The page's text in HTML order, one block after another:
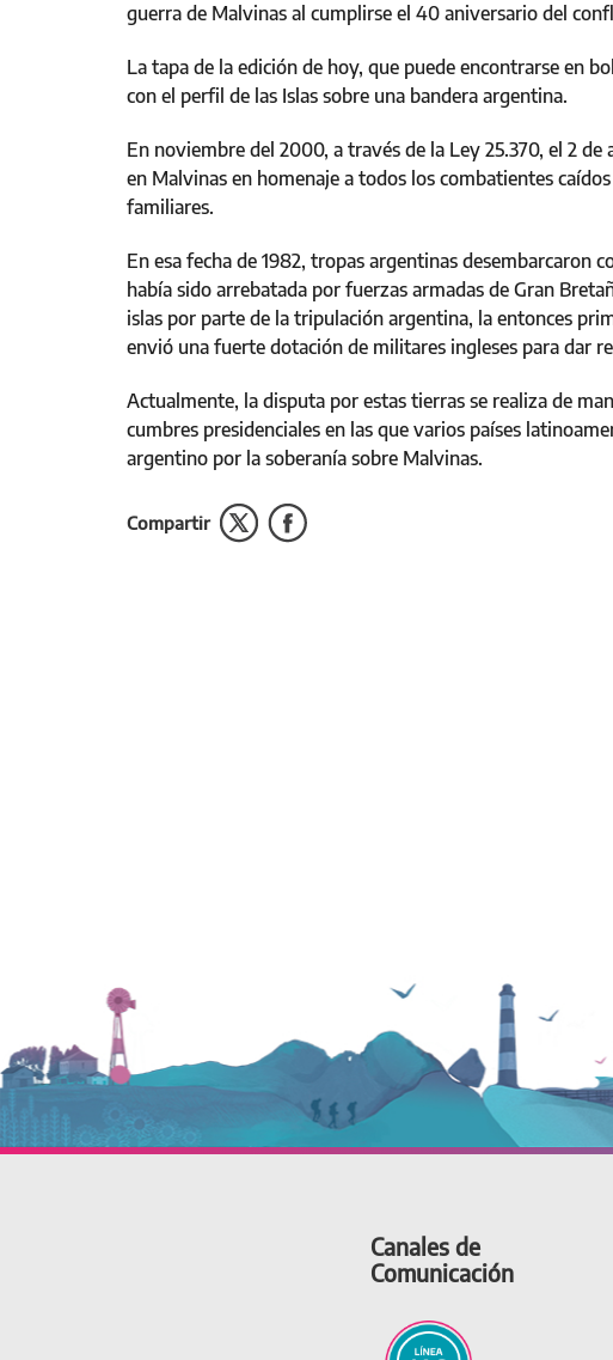
guerra de Malvinas al cumplirse el 40 aniversario del
La tapa de la edición de hoy, que puede encontrarse en
con el perfil de las Islas sobre una bandera argentina.
En noviembre del 2000, a través de la Ley 25.370, el 2
en Malvinas en homenaje a todos los combatientes
familiares.
En esa fecha de 1982, tropas argentinas desembarcaron
había sido arrebatada por fuerzas armadas de Gran
islas por parte de la tripulación argentina, la entonces
envió una fuerte dotación de militares ingleses para dar
Actualmente, la disputa por estas tierras se realiza de
cumbres presidenciales en las que varios países
argentino por la soberanía sobre Malvinas.
Compartir
Canales de
Comunicación